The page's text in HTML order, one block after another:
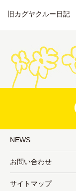
旧カグヤクルー日記
NEWS
お問い合わせ
サイトマップ